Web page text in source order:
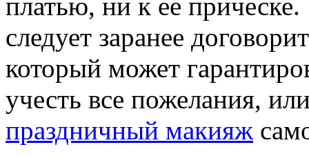
следует заранее
который может
учесть все пожелания,
праздничный макияж